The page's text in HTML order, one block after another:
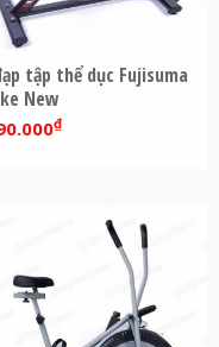
tập thể dục Fujisuma
New
₫